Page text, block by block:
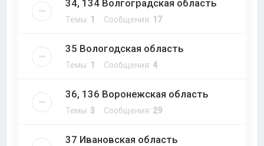
34, 134 Волгоградская область
Темы: 1 Сообщения: 17
35 Вологодская область
Темы: 1 Сообщения:4
36, 136 Воронежская область
Темы: 3 Сообщения: 29
37 Ивановская область